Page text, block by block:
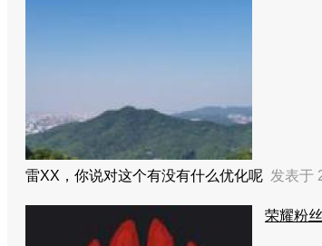
雷XX，你说对这个有没有什么优化呢 发表于
荣耀粉